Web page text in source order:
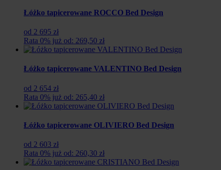
846
zł.
119
Łóżko tapicerowane ROCCO Bed Design
od 2 695 zł
Rata 0% już od: 269,50 zł
Łóżko tapicerowane VALENTINO Bed Design
od 2 654 zł
Rata 0% już od: 265,40 zł
Łóżko tapicerowane OLIVIERO Bed Design
od 2 603 zł
Rata 0% już od: 260,30 zł